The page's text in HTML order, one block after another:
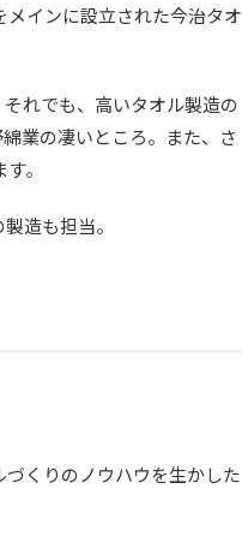
メインに設立された今治タオ
れでも、高いタオル製造の
業の凄いところ。また、さ
。
造も担当。
くりのノウハウを生かした